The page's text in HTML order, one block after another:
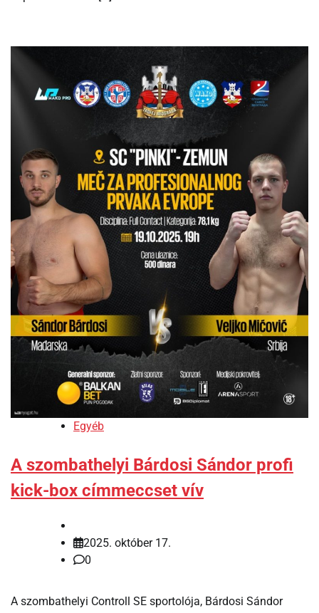
Egyéb
A szombathelyi Bárdosi Sándor profi
kick-box címmeccset vív
2025. október 17.
0
A szombathelyi Controll SE sportolója, Bárdosi Sándor